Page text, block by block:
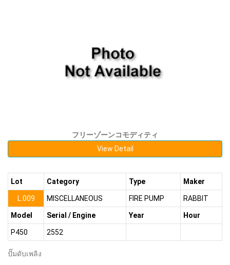
フリーゾーンコモディティ
View Detail
Lot Category Type Maker
L.009 MISCELLANEOUS FIRE PUMP RABBIT
Model Serial / Engine Year Hour
P450 2552
ปั๊มดับเพลิง